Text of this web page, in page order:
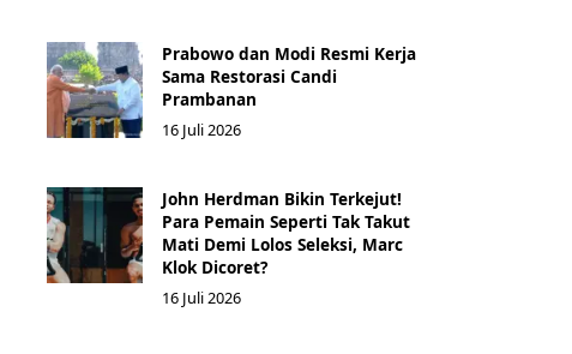
Prabowo dan Modi Resmi Kerja
Sama Restorasi Candi
Prambanan
16 Juli 2026
John Herdman Bikin Terkejut!
Para Pemain Seperti Tak Takut
Mati Demi Lolos Seleksi, Marc
Klok Dicoret?
16 Juli 2026